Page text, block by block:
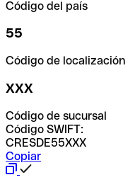
Código del país
55
Código de localización
XXX
Código de sucursal
Código SWIFT:
CRESDE55XXX
Copiar